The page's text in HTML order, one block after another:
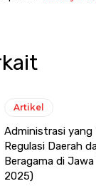
Artikel
Administrasi yang
Regulasi Daerah
Beragama di
2025)